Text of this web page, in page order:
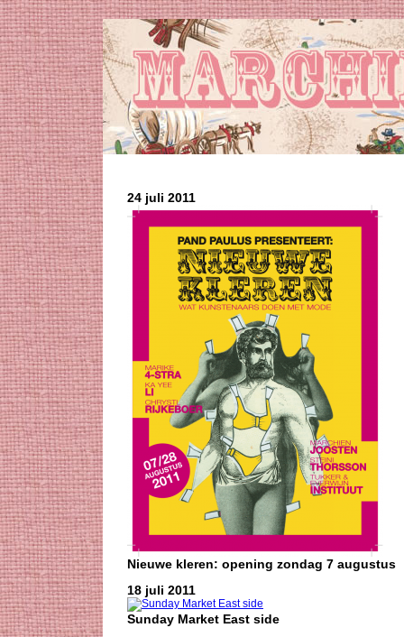
24 juli 2011
Nieuwe kleren: opening zondag 7 augustus
18 juli 2011
Sunday Market East side